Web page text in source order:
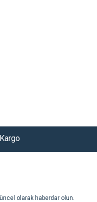
olarak haberdar olun.